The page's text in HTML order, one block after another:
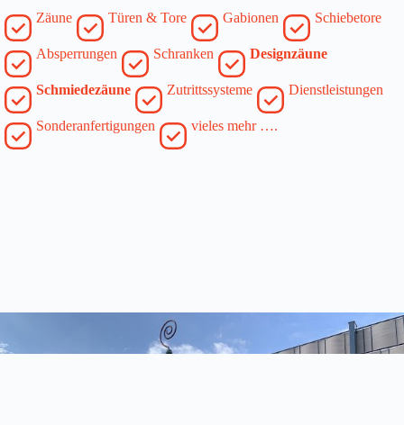
Zäune Türen & Tore Gabionen Schiebetore
Absperrungen Schranken Designzäune
Schmiedezäune Zutrittssysteme Dienstleistungen
Sonderanfertigungen vieles mehr ….